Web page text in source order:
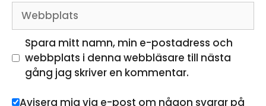
Webbplats
Spara mitt namn, min e-postadress och
webbplats i denna webbläsare till nästa
gång jag skriver en kommentar.
Avisera mig via e-post om någon svarar på